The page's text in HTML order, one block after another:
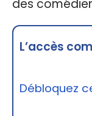
des
L’accès
Débloquez